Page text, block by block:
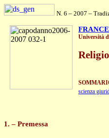
N. 6 – 2007 –
Università
scienza
1. – Premessa